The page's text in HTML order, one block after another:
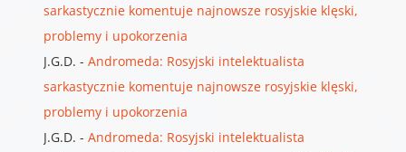
sarkastycznie komentuje najnowsze rosyjskie klęski,
problemy i upokorzenia
J.G.D. - Andromeda: Rosyjski intelektualista
sarkastycznie komentuje najnowsze rosyjskie klęski,
problemy i upokorzenia
J.G.D. - Andromeda: Rosyjski intelektualista